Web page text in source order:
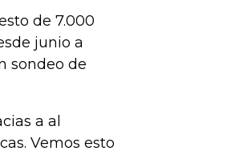
de 7.000
junio a
sondeo de
a al
Vemos esto